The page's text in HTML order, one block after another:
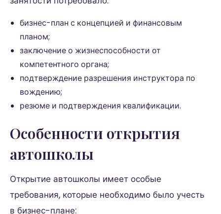
бизнес-план с концепцией и финансовым
планом;
заключение о жизнеспособности от
компетентного органа;
подтверждение разрешения инструктора по
вождению;
резюме и подтверждения квалификации.
Особенности открытия
автошколы
Открытие автошколы имеет особые
требования, которые необходимо было учесть
в бизнес-плане: